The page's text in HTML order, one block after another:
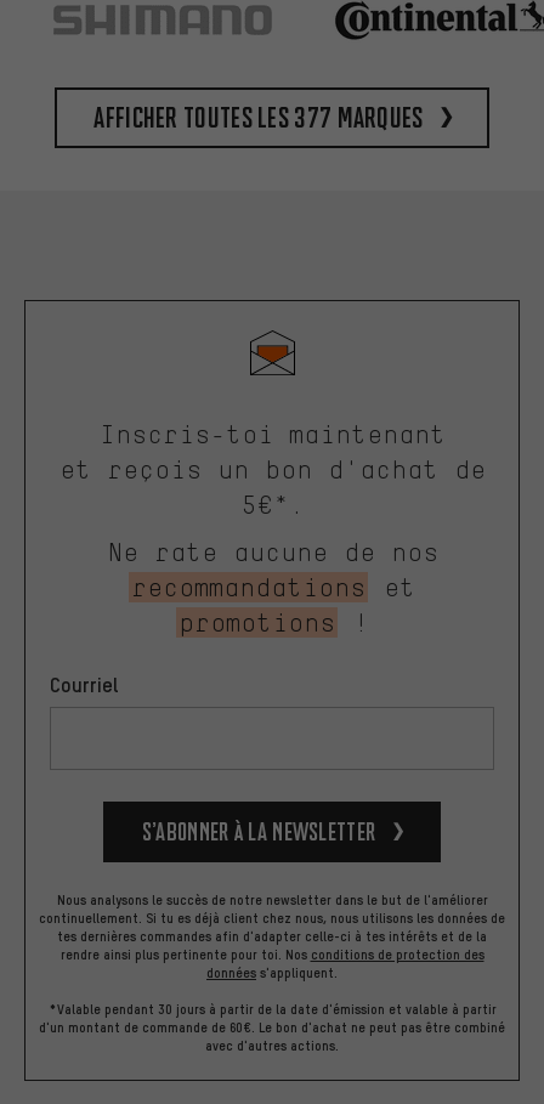
Afficher toutes les 377 marques
Inscris-toi maintenant
et reçois un bon d'achat de
5€*.
Ne rate aucune de nos
recommandations
et
promotions
!
Courriel
S’abonner à la newsletter
Nous analysons le succès de notre newsletter dans le but de l'améliorer
continuellement. Si tu es déjà client chez nous, nous utilisons les données de
tes dernières commandes afin d'adapter celle-ci à tes intérêts et de la
rendre ainsi plus pertinente pour toi. Nos conditions de protection des
données s'appliquent.
*Valable pendant 30 jours à partir de la date d'émission et valable à partir
d'un montant de commande de 60€. Le bon d'achat ne peut pas être combiné
avec d'autres actions.